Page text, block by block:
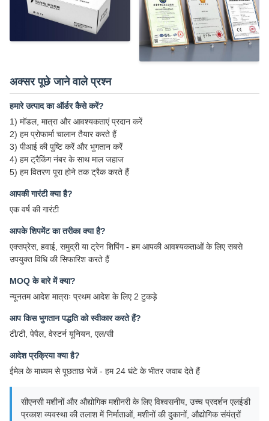
अक्सर पूछे जाने वाले प्रश्न
हमारे उत्पाद का ऑर्डर कैसे करें?
1) मॉडल, मात्रा और आवश्यकताएं प्रदान करें
2) हम प्रोफार्मा चालान तैयार करते हैं
3) पीआई की पुष्टि करें और भुगतान करें
4) हम ट्रैकिंग नंबर के साथ माल जहाज
5) हम वितरण पूरा होने तक ट्रैक करते हैं
आपकी गारंटी क्या है?
एक वर्ष की गारंटी
आपके शिपमेंट का तरीका क्या है?
एक्सप्रेस, हवाई, समुद्री या ट्रेन शिपिंग - हम आपकी आवश्यकताओं के लिए सबसे
उपयुक्त विधि की सिफारिश करते हैं
MOQ के बारे में क्या?
न्यूनतम आदेश मात्राः प्रथम आदेश के लिए 2 टुकड़े
आप किस भुगतान पद्धति को स्वीकार करते हैं?
टी/टी, पेपैल, वेस्टर्न यूनियन, एल/सी
आदेश प्रक्रिया क्या है?
ईमेल के माध्यम से पूछताछ भेजें - हम 24 घंटे के भीतर जवाब देते हैं
सीएनसी मशीनों और औद्योगिक मशीनरी के लिए विश्वसनीय, उच्च प्रदर्शन एलईडी
प्रकाश व्यवस्था की तलाश में निर्माताओं, मशीनों की दुकानों, औद्योगिक संयंत्रों